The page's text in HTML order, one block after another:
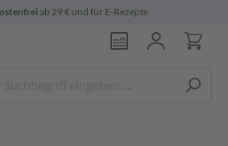
ab 29 € und für E-Rezepte